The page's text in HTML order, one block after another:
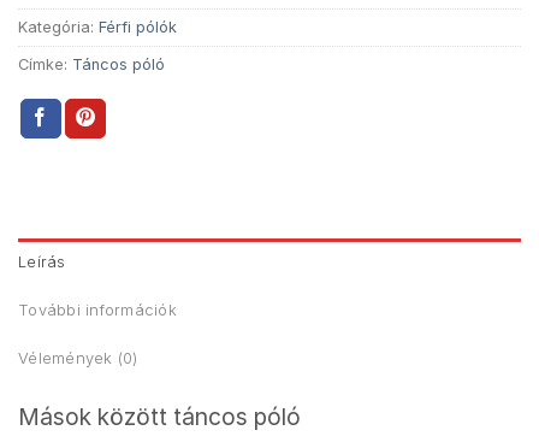
Kategória: Férfi pólók
Címke: Táncos póló
Leírás
További információk
Vélemények (0)
Mások között táncos póló